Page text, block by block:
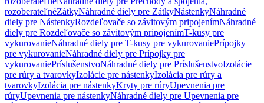
rozoberateľnéZátkyNáhradné diely pre ZátkyNástenkyNáhradné
diely pre NástenkyRozdeľovače so závitovým pripojenímNáhradné
diely pre Rozdeľovače so závitovým pripojenímT-kusy pre
vykurovanieNáhradné diely pre T-kusy pre vykurovaniePrípojky
pre vykurovanieNáhradné diely pre Prípojky pre
vykurovaniePríslušenstvoNáhradné diely pre PríslušenstvoIzolácie
pre rúry a tvarovkyIzolácie pre nástenkyIzolácia pre rúry a
tvarovkyIzolácia pre nástenkyKryty pre rúryUpevnenia pre
rúryUpevnenia pre nástenkyNáhradné diely pre Upevnenia pre